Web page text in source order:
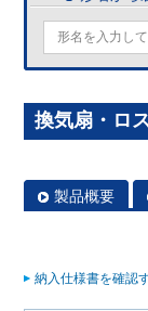
換気扇・ロ
製品概要
納入仕様書を確認